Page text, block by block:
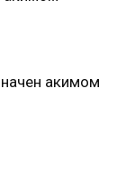
акимом